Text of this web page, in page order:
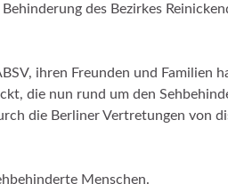
des Bezirkes
ihren Freunden und Familien
die nun rund um den
die Berliner Vertretungen von
Menschen.